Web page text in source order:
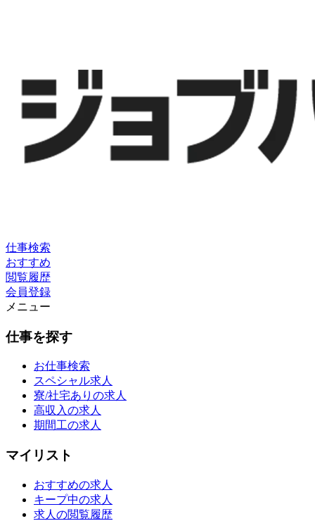
仕事検索
おすすめ
閲覧履歴
会員登録
メニュー
仕事を探す
お仕事検索
スペシャル求人
寮/社宅ありの求人
高収入の求人
期間工の求人
マイリスト
おすすめの求人
キープ中の求人
求人の閲覧履歴